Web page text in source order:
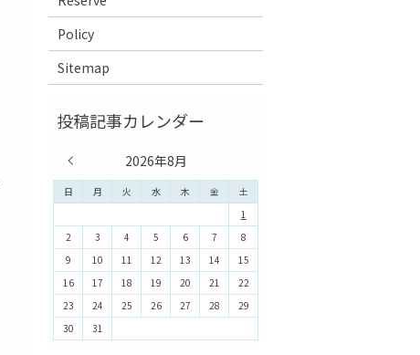
Policy
Sitemap
2026年8月
日 月 火 水 木 金 土
1
2
3 4 5 6 7
8
9
10 11 12 13 14
15
16
17 18 19 20 21
22
23
24 25 26 27 28
29
30
31